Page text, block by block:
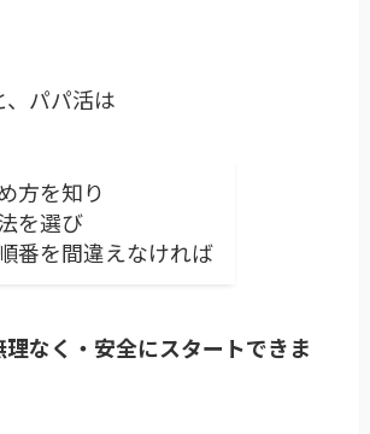
パパ活は
方を知り
を選び
番を間違えなければ
なく・安全にスタートできま